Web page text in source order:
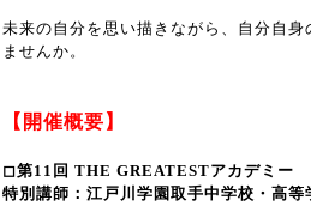
未来の自分を思い描きながら、自分自
ませんか。
【開催概要】
◻︎第11回 THE GREATESTアカデミー
特別講師：江戸川学園取手中学校・高